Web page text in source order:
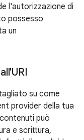
l'autorizzazione di
possesso
un
su come
provider della tua
può
e scrittura,